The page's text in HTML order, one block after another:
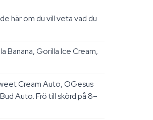
här om du vill veta vad du
Banana, Gorilla Ice Cream,
Cream Auto, OGesus
Auto. Frö till skörd på 8–